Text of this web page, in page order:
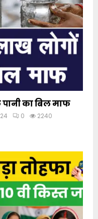
का बिल माफ
0 2240